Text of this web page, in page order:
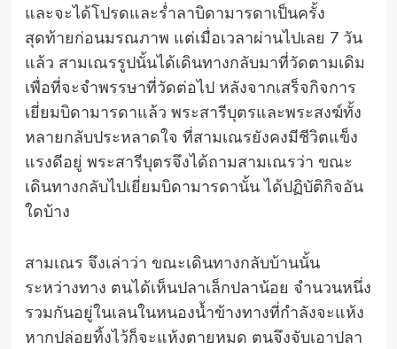
และจะได้โปรดและร่ำลาบิดามารดาเป็นครั้ง
สุดท้ายก่อนมรณภาพ แต่เมื่อเวลาผ่านไปเลย 7 วัน
แล้ว สามเณรรูปนั้นได้เดินทางกลับมาที่วัดตามเดิม
เพื่อที่จะจำพรรษาที่วัดต่อไป หลังจากเสร็จกิจการ
เยี่ยมบิดามารดาแล้ว พระสารีบุตรและพระสงฆ์ทั้ง
หลายกลับประหลาดใจ ที่สามเณรยังคงมีชีวิตแข็ง
แรงดีอยู่ พระสารีบุตรจึงได้ถามสามเณรว่า ขณะ
เดินทางกลับไปเยี่ยมบิดามารดานั้น ได้ปฏิบัติกิจอัน
ใดบ้าง
สามเณร จึงเล่าว่า ขณะเดินทางกลับบ้านนั้น
ระหว่างทาง ตนได้เห็นปลาเล็กปลาน้อย จำนวนหนึ่ง
รวมกันอยู่ในเลนในหนองน้ำข้างทางที่กำลังจะแห้ง
หากปล่อยทิ้งไว้ก็จะแห้งตายหมด ตนจึงจับเอาปลา